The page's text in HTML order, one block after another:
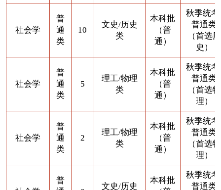
社会学
普
通
类
10
文史/历史
类
本科批
（普
通）
秋季统
普通类
（首选历
史）
社会学
普
通
类
5
理工/物理
类
本科批
（普
通）
秋季统
普通类
（首选物
理）
社会学
普
通
类
2
理工/物理
类
本科批
（普
通）
秋季统
普通类
（首选物
理）
普
文史/历史
本科批
秋季统
普通类